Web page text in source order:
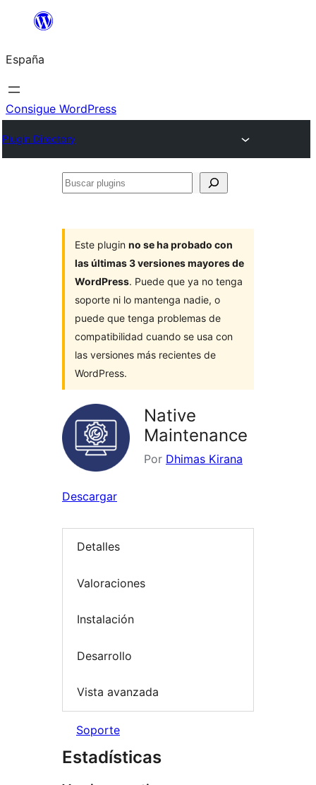
Saltar
contenido
España
Consigue WordPress
Plugin Directory
Buscar
Este plugin no se ha probado con
las últimas 3 versiones mayores de
WordPress. Puede que ya no tenga
soporte ni lo mantenga nadie, o
puede que tenga problemas de
compatibilidad cuando se usa con
las versiones más recientes de
WordPress.
Native
Maintenance
Por Dhimas Kirana
Descargar
Detalles
Valoraciones
Instalación
Desarrollo
Vista avanzada
Soporte
Estadísticas